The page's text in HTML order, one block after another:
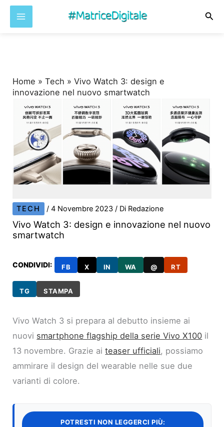
Home »Tech »Vivo Watch 3: design e
innovazione nel nuovo smartwatch
TECH /4 Novembre 2023/ Di Redazione
Vivo Watch 3: design e innovazione nel nuovo
smartwatch
CONDIVIDI: FB X IN WA @ RT
TG STAMPA
Vivo Watch 3 si prepara al debutto insieme ai
nuovi smartphone flagship della serie Vivo X100 il
13 novembre. Grazie aiteaser ufficiali, possiamo
ammirare il design del wearable nelle sue due
varianti di colore.
POTRESTI NON LEGGERCI PIÙ: